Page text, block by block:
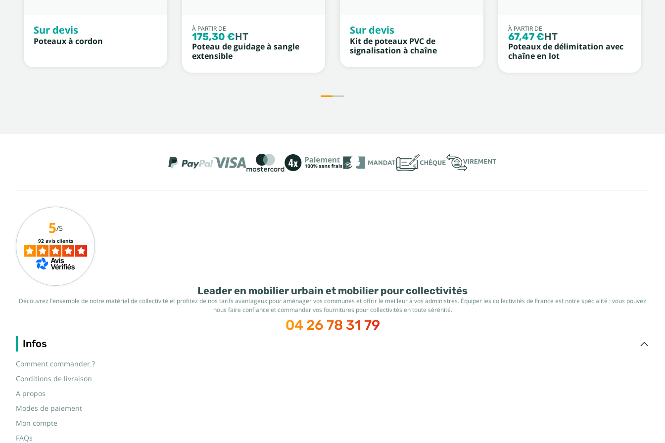
Sur devis
Poteaux à cordon
À PARTIR DE
175,30 €HT
Poteau de guidage à sangle
extensible
Sur devis
Kit de poteaux PVC de
signalisation à chaîne
À PARTIR DE
67,47 €HT
Poteaux de délimitation avec
chaîne en lot
Leader en mobilier urbain et mobilier pour collectivités
Découvrez l’ensemble de notre matériel de collectivité et profitez de nos tarifs avantageux pour aménager vos communes et offrir le meilleur à vos administrés. Équiper les collectivités de France est notre spécialité : vous pouvez
nous faire confiance et commander vos fournitures pour collectivités en toute sérénité.
04 26 78 31 79
Infos
Comment commander ?
Conditions de livraison
A propos
Modes de paiement
Mon compte
FAQs
5/5
92 avis clients